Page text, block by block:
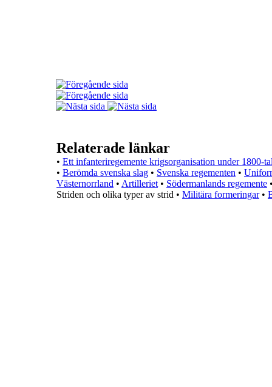
Relaterade länkar
• Ett infanteriregemente krigsorganisation under 1800-
• Berömda svenska slag • Svenska regementen •
Västernorrland • Artilleriet • Södermanlands regemente
Striden och olika typer av strid • Militära formeringar •